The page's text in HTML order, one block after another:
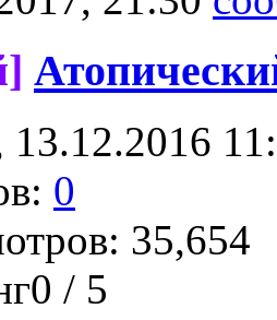
13.12.2016
0
35,654
/ 5